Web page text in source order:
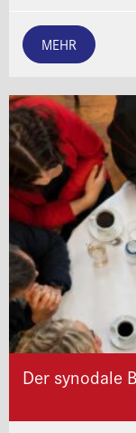
MEHR
Der synodale